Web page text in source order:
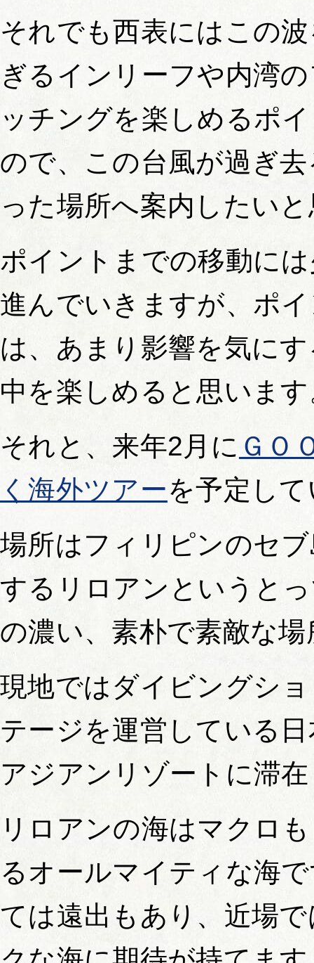
それでも西表にはこの
ぎるインリーフや内湾
ッチングを楽しめるポ
ので、この台風が過ぎ
った場所へ案内したい
ポイントまでの移動に
進んでいきますが、ポ
は、あまり影響を気に
中を楽しめると思いま
それと、来年2月に ＧＯ
く海外ツアーを予定し
場所はフィリピンのセ
するリロアンというと
の濃い、素朴で素敵な
現地ではダイビングシ
テージを運営している
アジアンリゾートに滞
リロアンの海はマクロ
るオールマイティな海
ては遠出もあり、近場